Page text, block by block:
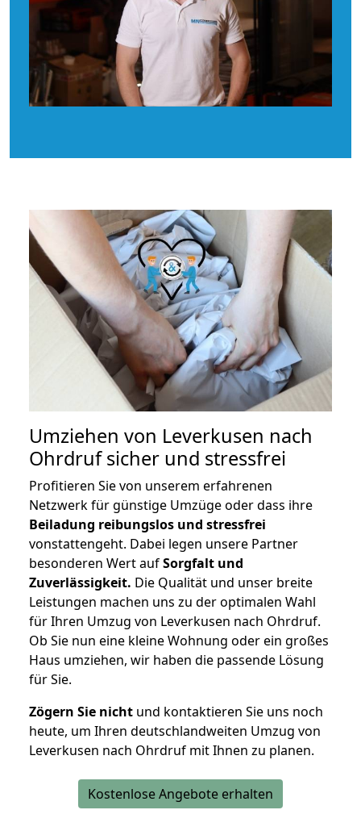
Umziehen von Leverkusen nach
Ohrdrufsicher und stressfrei
Profitieren Sie von unserem erfahrenen
Netzwerk für günstige Umzüge oder dass ihre
Beiladung reibungslos und stressfrei
vonstattengeht. Dabei legen unsere Partner
besonderen Wert aufSorgfalt und
Zuverlässigkeit. Die Qualität und unser breite
Leistungen machen uns zu der optimalen Wahl
für Ihren Umzug von Leverkusen nach Ohrdruf.
Ob Sie nun eine kleine Wohnung oder ein großes
Haus umziehen, wir haben die passende Lösung
für Sie.
Zögern Sie nicht und kontaktieren Sie uns noch
heute, um Ihren deutschlandweiten Umzug von
Leverkusen nach Ohrdruf mit Ihnen zu planen.
Kostenlose Angebote erhalten